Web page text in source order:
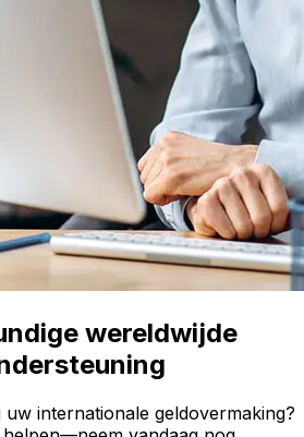
wereldwijde
internationale geldovermaking?